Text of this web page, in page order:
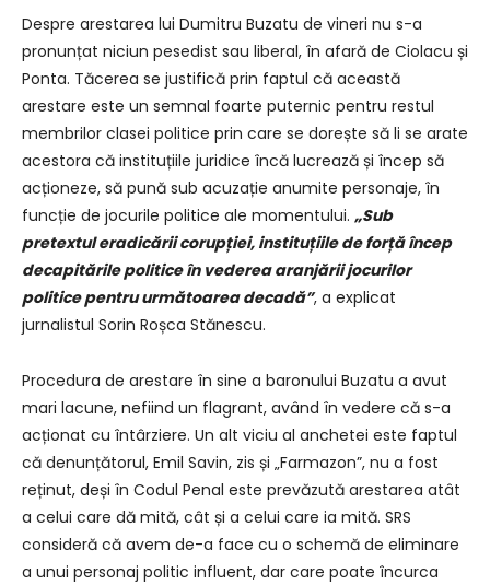
Despre arestarea lui Dumitru Buzatu de vineri nu s-a
pronunțat niciun pesedist sau liberal, în afară de Ciolacu și
Ponta. Tăcerea se justifică prin faptul că această
arestare este un semnal foarte puternic pentru restul
membrilor clasei politice prin care se dorește să li se arate
acestora că instituțiile juridice încă lucrează și încep să
acționeze, să pună sub acuzație anumite personaje, în
funcție de jocurile politice ale momentului. „Sub
pretextul eradicării corupției, instituțiile de forță încep
decapitările politice în vederea aranjării jocurilor
politice pentru următoarea decadă”, a explicat
jurnalistul Sorin Roșca Stănescu.
Procedura de arestare în sine a baronului Buzatu a avut
mari lacune, nefiind un flagrant, având în vedere că s-a
acționat cu întârziere. Un alt viciu al anchetei este faptul
că denunțătorul, Emil Savin, zis și „Farmazon”, nu a fost
reținut, deși în Codul Penal este prevăzută arestarea atât
a celui care dă mită, cât și a celui care ia mită. SRS
consideră că avem de-a face cu o schemă de eliminare
a unui personaj politic influent, dar care poate încurca